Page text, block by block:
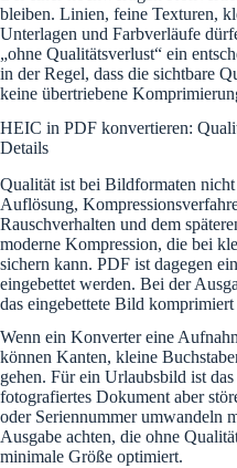
bleiben. Linien, feine Texturen,
Unterlagen und Farbverläufe
„ohne Qualitätsverlust“ ein
in der Regel, dass die sichtbare
keine übertriebene
HEIC in PDF konvertieren:
Details
Qualität ist bei Bildformaten
Auflösung,
Rauschverhalten und dem
moderne Kompression, die bei
sichern kann. PDF ist dagegen
eingebettet werden. Bei der
das eingebettete Bild
Wenn ein Konverter eine
können Kanten, kleine
gehen. Für ein Urlaubsbild ist
fotografiertes Dokument aber
oder Seriennummer umwandeln
Ausgabe achten, die ohne
minimale Größe optimiert.